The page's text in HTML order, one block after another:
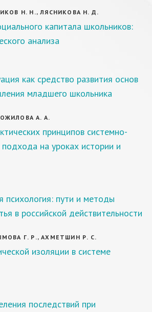
Н. Н., ЛЯСНИКОВА Н. Д.
капитала школьников:
анализа
как средство развития основ
младшего школьника
А. А.
принципов системно-
на уроках истории и
психология: пути и методы
в российской действительности
Г. Р., АХМЕТШИН Р. С.
изоляции в системе
последствий при